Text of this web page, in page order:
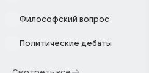
Философский вопрос
Политические дебаты